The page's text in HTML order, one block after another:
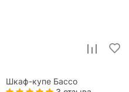
Шкаф-купе Бассо